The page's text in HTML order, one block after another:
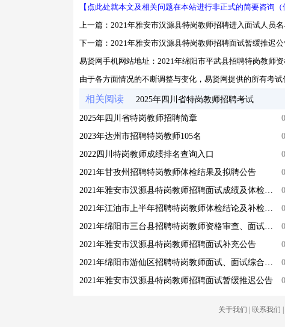
【点此处就本文及相关问题在本站进行非正式的简要咨询（
上一篇： 2021年雅安市汉源县特岗教师招聘进入面试人员
下一篇： 2021年雅安市汉源县特岗教师招聘面试暂缓推迟
易贤网手机网站地址： 2021年绵阳市平武县招聘特岗教师
由于各方面情况的不断调整与变化，易贤网提供的所有考
相关阅读 2025年四川省特岗教师招聘考试
2025年四川省特岗教师招聘简章
2023年达州市招聘特岗教师105名
2022四川特岗教师成绩排名查询入口
2021年甘孜州招聘特岗教师体检结果及拟聘公告
2021年雅安市汉源县特岗教师招聘面试成绩及体检公告
2021年江油市上半年招聘特岗教师体检结论及补检、进一步检查公告
2021年绵阳市三台县招聘特岗教师资格审查、面试和体检等补充公告
2021年雅安市汉源县特岗教师招聘面试补充公告
2021年绵阳市游仙区招聘特岗教师面试、面试综合成绩和体检通知
2021年雅安市汉源县特岗教师招聘面试暂缓推迟公告
关于我们 联系我们